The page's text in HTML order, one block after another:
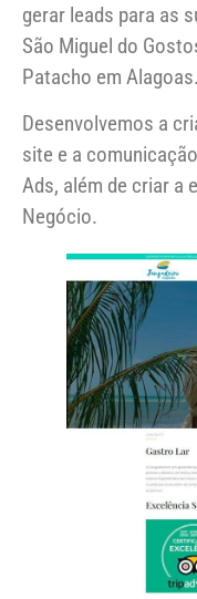
gerar leads para as
São Miguel do
Patacho em Alagoas.
Desenvolvemos a
site e a
Ads, além de criar a
Negócio.